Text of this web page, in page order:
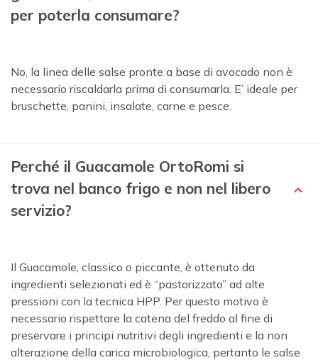
per poterla consumare?
No, la linea delle salse pronte a base di avocado non è
necessario riscaldarla prima di consumarla. E’ ideale per
bruschette, panini, insalate, carne e pesce.
Perché il Guacamole OrtoRomi si
trova nel banco frigo e non nel libero
servizio?
Il Guacamole, classico o piccante, è ottenuto da
ingredienti selezionati ed è “pastorizzato” ad alte
pressioni con la tecnica HPP. Per questo motivo è
necessario rispettare la catena del freddo al fine di
preservare i principi nutritivi degli ingredienti e la non
alterazione della carica microbiologica, pertanto le salse